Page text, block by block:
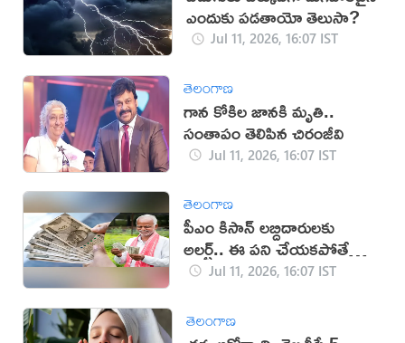
ఎందుకు పడతాయో తెలుసా?
Jul 11, 2026, 16:07 IST
తెలంగాణ
గాన కోకిల జానకి మృతి..
సంతాపం తెలిపిన చిరంజీవి
Jul 11, 2026, 16:07 IST
తెలంగాణ
పీఎం కిసాన్ లబ్దిదారులకు
అలర్ట్.. ఈ పని చేయకపోతే
డబ్బులు కట్!
Jul 11, 2026, 16:07 IST
తెలంగాణ